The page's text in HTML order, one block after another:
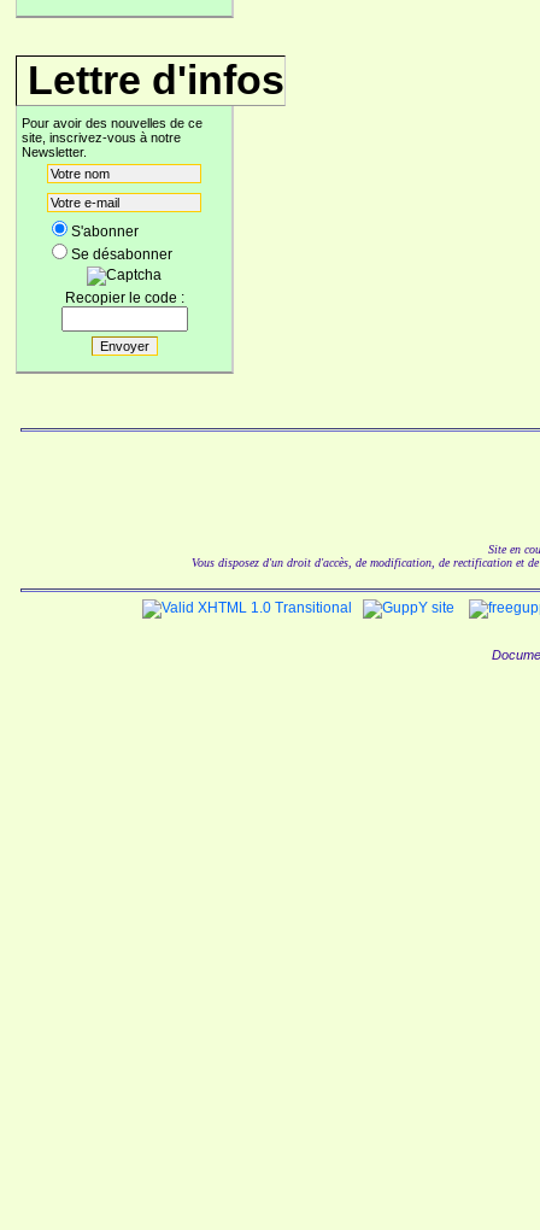
Lettre d'infos
Pour avoir des nouvelles de ce
site, inscrivez-vous à notre
Newsletter.
S'abonner
Se désabonner
Recopier le code :
Site en
Vous disposez d'un droit d'accès, de modification, de rectification et